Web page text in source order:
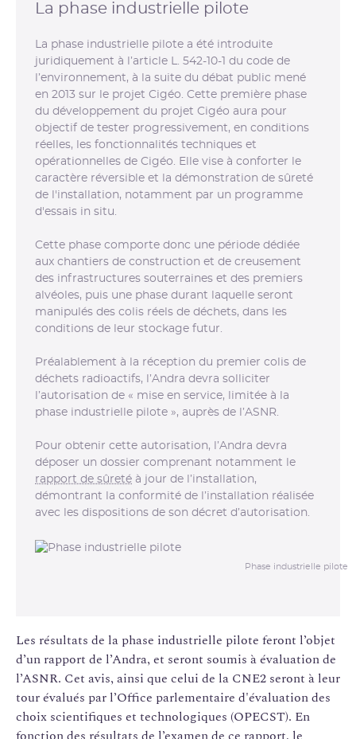
La phase industrielle pilote
La phase industrielle pilote a été introduite
juridiquement à l’article L. 542-10-1 du code de
l’environnement, à la suite du débat public mené
en 2013 sur le projet Cigéo. Cette première phase
du développement du projet Cigéo aura pour
objectif de tester progressivement, en conditions
réelles, les fonctionnalités techniques et
opérationnelles de Cigéo. Elle vise à conforter le
caractère réversible et la démonstration de sûreté
de l'installation, notamment par un programme
d'essais in situ.
Cette phase comporte donc une période dédiée
aux chantiers de construction et de creusement
des infrastructures souterraines et des premiers
alvéoles, puis une phase durant laquelle seront
manipulés des colis réels de déchets, dans les
conditions de leur stockage futur.
Préalablement à la réception du premier colis de
déchets radioactifs, l’Andra devra solliciter
l’autorisation de « mise en service, limitée à la
phase industrielle pilote », auprès de l’ASNR.
Pour obtenir cette autorisation, l’Andra devra
déposer un dossier comprenant notamment le
rapport de sûreté à jour de l’installation,
démontrant la conformité de l’installation réalisée
avec les dispositions de son décret d’autorisation.
Phase industrielle pilote
Les résultats de la phase industrielle pilote feront l’objet
d’un rapport de l’Andra, et seront soumis à évaluation de
l’ASNR. Cet avis, ainsi que celui de la CNE2 seront à leur
tour évalués par l’Office parlementaire d'évaluation des
choix scientifiques et technologiques (OPECST). En